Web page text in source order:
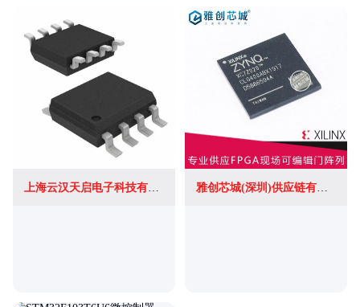
上海云汉天启电子科技有限公司 雅创芯城(深圳)供应链有限公司